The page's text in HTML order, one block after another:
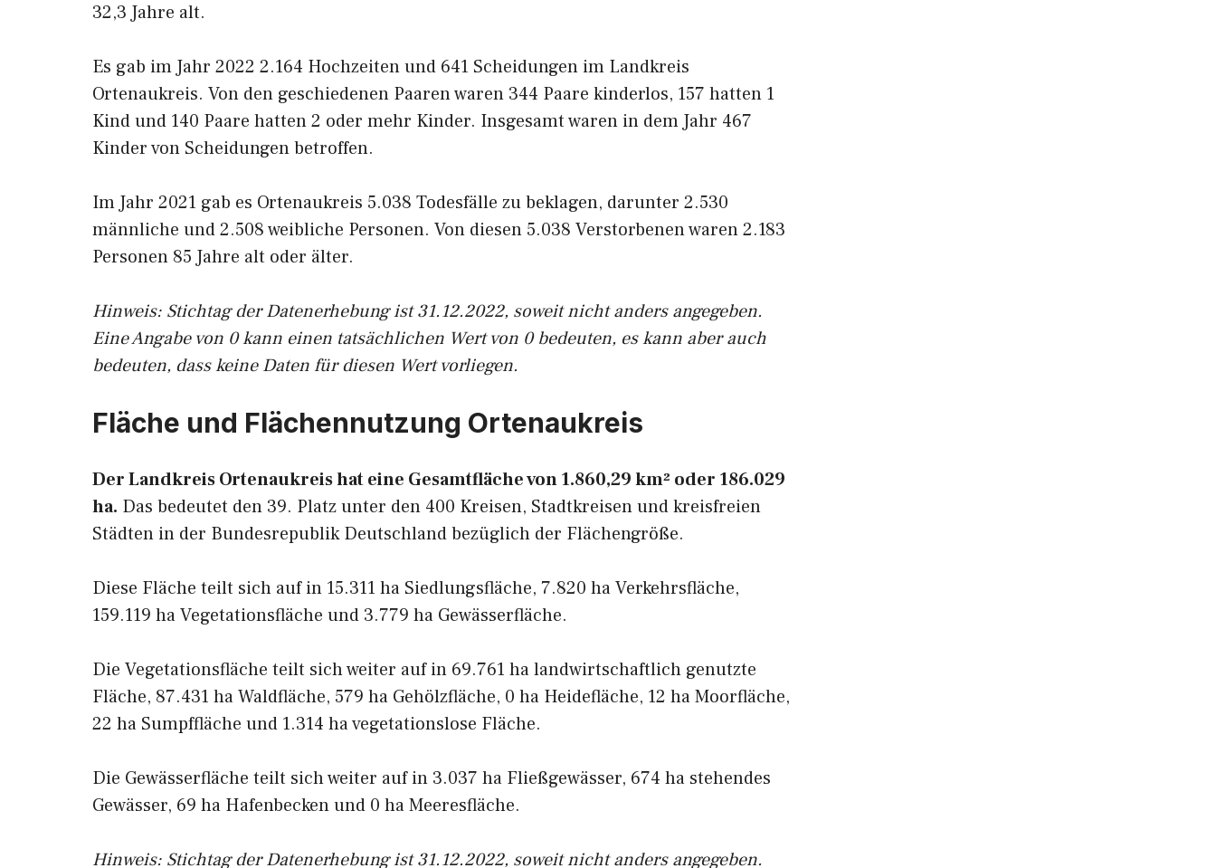
32,3 Jahre alt.
Es gab im Jahr 2022 2.164 Hochzeiten und 641 Scheidungen im Landkreis
Ortenaukreis. Von den geschiedenen Paaren waren 344 Paare kinderlos, 157 hatten 1
Kind und 140 Paare hatten 2 oder mehr Kinder. Insgesamt waren in dem Jahr 467
Kinder von Scheidungen betroffen.
Im Jahr 2021 gab es Ortenaukreis 5.038 Todesfälle zu beklagen, darunter 2.530
männliche und 2.508 weibliche Personen. Von diesen 5.038 Verstorbenen waren 2.183
Personen 85 Jahre alt oder älter.
Hinweis: Stichtag der Datenerhebung ist 31.12.2022, soweit nicht anders angegeben.
Eine Angabe von 0 kann einen tatsächlichen Wert von 0 bedeuten, es kann aber auch
bedeuten, dass keine Daten für diesen Wert vorliegen.
Fläche und Flächennutzung Ortenaukreis
Der Landkreis Ortenaukreis hat eine Gesamtfläche von 1.860,29 km² oder 186.029
ha. Das bedeutet den 39. Platz unter den 400 Kreisen, Stadtkreisen und kreisfreien
Städten in der Bundesrepublik Deutschland bezüglich der Flächengröße.
Diese Fläche teilt sich auf in 15.311 ha Siedlungsfläche, 7.820 ha Verkehrsfläche,
159.119 ha Vegetationsfläche und 3.779 ha Gewässerfläche.
Die Vegetationsfläche teilt sich weiter auf in 69.761 ha landwirtschaftlich genutzte
Fläche, 87.431 ha Waldfläche, 579 ha Gehölzfläche, 0 ha Heidefläche, 12 ha Moorfläche,
22 ha Sumpffläche und 1.314 ha vegetationslose Fläche.
Die Gewässerfläche teilt sich weiter auf in 3.037 ha Fließgewässer, 674 ha stehendes
Gewässer, 69 ha Hafenbecken und 0 ha Meeresfläche.
Hinweis: Stichtag der Datenerhebung ist 31.12.2022, soweit nicht anders angegeben.